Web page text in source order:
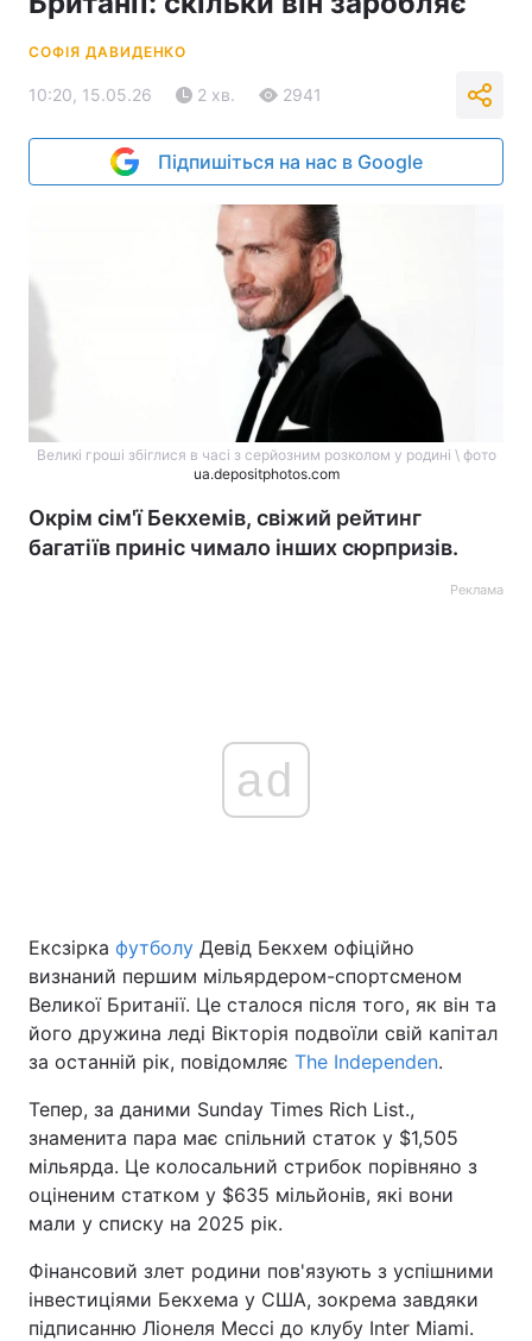
СОФІЯ ДАВИДЕНКО
10:20, 15.05.26 2 хв. 2941
Підпишіться на нас в Google
Великі гроші збіглися в часі з серйозним розколом у родині \ фото
ua.depositphotos.com
Окрім сім'ї Бекхемів, свіжий рейтинг
багатіїв приніс чимало інших сюрпризів.
Реклама
ad
Ексзірка футболу Девід Бекхем офіційно
визнаний першим мільярдером-спортсменом
Великої Британії. Це сталося після того, як він та
його дружина леді Вікторія подвоїли свій капітал
за останній рік, повідомляє The Independen.
Тепер, за даними Sunday Times Rich List.,
знаменита пара має спільний статок у $1,505
мільярда. Це колосальний стрибок порівняно з
оціненим статком у $635 мільйонів, які вони
мали у списку на 2025 рік.
Фінансовий злет родини пов'язують з успішними
інвестиціями Бекхема у США, зокрема завдяки
підписанню Ліонеля Мессі до клубу Inter Miami.